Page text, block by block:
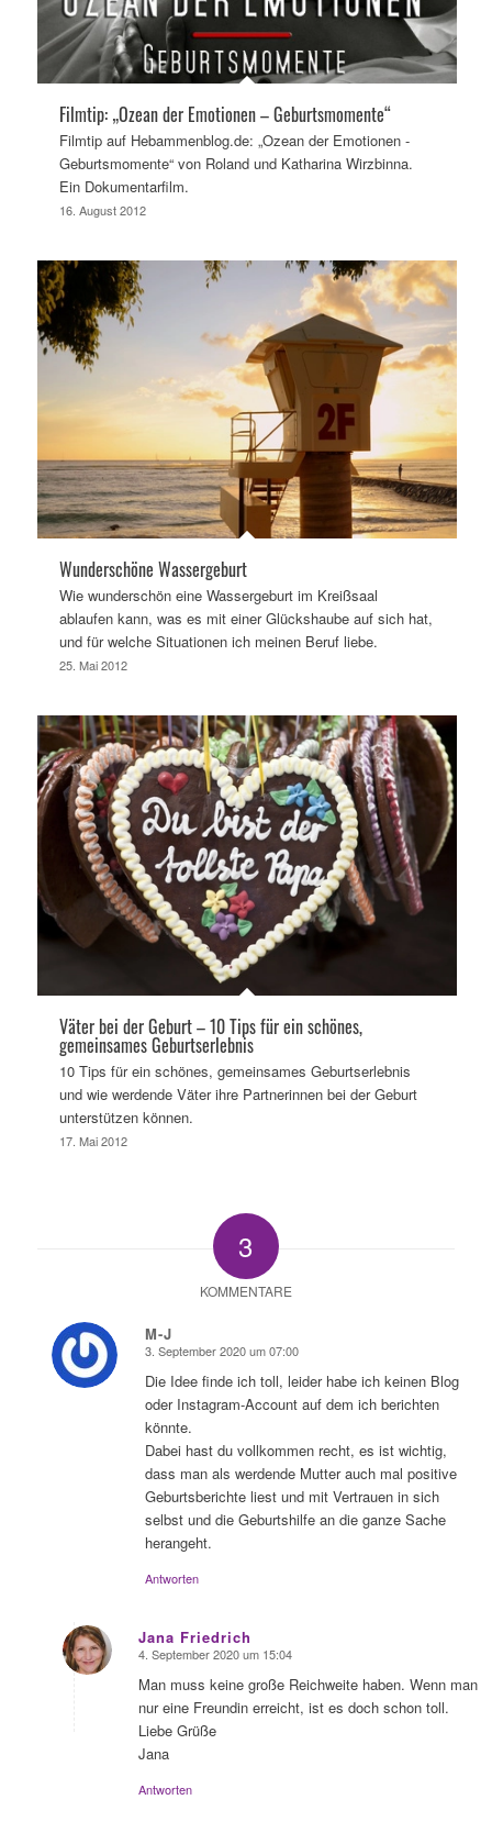
Filmtip: „Ozean der Emotionen – Geburtsmomente“
Filmtip auf Hebammenblog.de: „Ozean der Emotionen -
Geburtsmomente“ von Roland und Katharina Wirzbinna.
Ein Dokumentarfilm.
16. August 2012
Wunderschöne Wassergeburt
Wie wunderschön eine Wassergeburt im Kreißsaal
ablaufen kann, was es mit einer Glückshaube auf sich hat,
und für welche Situationen ich meinen Beruf liebe.
25. Mai 2012
Väter bei der Geburt – 10 Tips für ein schönes,
gemeinsames Geburtserlebnis
10 Tips für ein schönes, gemeinsames Geburtserlebnis
und wie werdende Väter ihre Partnerinnen bei der Geburt
unterstützen können.
17. Mai 2012
3
KOMMENTARE
M-J
sagte:
3. September 2020 um 07:00
Die Idee finde ich toll, leider habe ich keinen Blog
oder Instagram-Account auf dem ich berichten
könnte.
Dabei hast du vollkommen recht, es ist wichtig,
dass man als werdende Mutter auch mal positive
Geburtsberichte liest und mit Vertrauen in sich
selbst und die Geburtshilfe an die ganze Sache
herangeht.
Antworten
Jana Friedrich
sagte:
4. September 2020 um 15:04
Man muss keine große Reichweite haben. Wenn man
nur eine Freundin erreicht, ist es doch schon toll.
Liebe Grüße
Jana
Antworten